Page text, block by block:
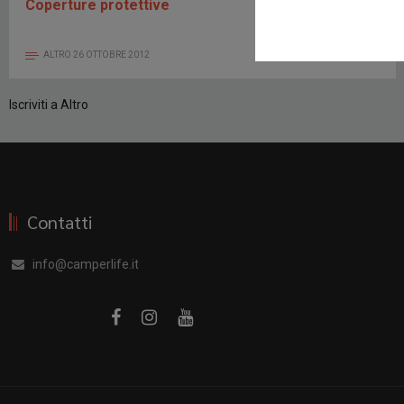
Coperture protettive
ALTRO 26 OTTOBRE 2012
Iscriviti a Altro
Contatti
info@camperlife.it